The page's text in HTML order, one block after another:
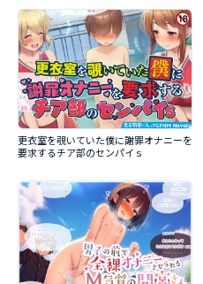
更衣室を覗いていた僕に謝罪オナニーを
要求するチア部のセンパイｓ